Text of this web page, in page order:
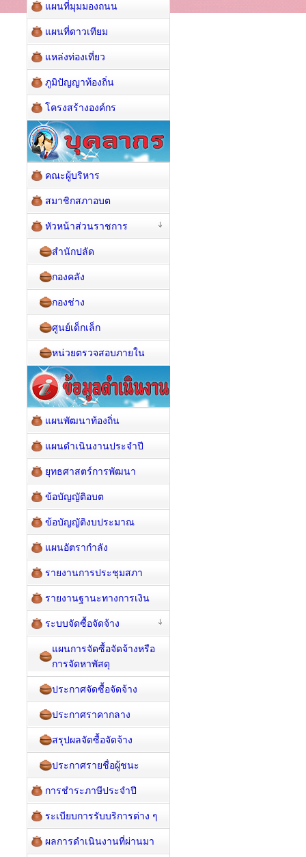
แผนที่มุมมองถนน
แผนที่ดาวเทียม
แหล่งท่องเที่ยว
ภูมิปัญญาท้องถิ่น
โครงสร้างองค์กร
คณะผู้บริหาร
สมาชิกสภาอบต
หัวหน้าส่วนราชการ
สำนักปลัด
กองคลัง
กองช่าง
ศูนย์เด็กเล็ก
หน่วยตรวจสอบภายใน
แผนพัฒนาท้องถิ่น
แผนดำเนินงานประจำปี
ยุทธศาสตร์การพัฒนา
ข้อบัญญัติอบต
ข้อบัญญัติงบประมาณ
แผนอัตรากำลัง
รายงานการประชุมสภา
รายงานฐานะทางการเงิน
ระบบจัดซื้อจัดจ้าง
แผนการจัดซื้อจัดจ้างหรือ
การจัดหาพัสดุ
ประกาศจัดซื้อจัดจ้าง
ประกาศราคากลาง
สรุปผลจัดซื้อจัดจ้าง
ประกาศรายชื่อผู้ชนะ
การชำระภาษีประจำปี
ระเบียบการรับบริการต่าง ๆ
ผลการดำเนินงานที่ผ่านมา